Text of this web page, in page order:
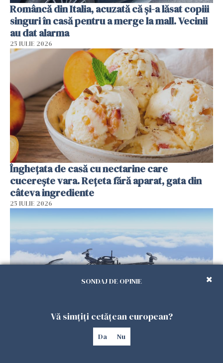
Româncă din Italia, acuzată că și-a lăsat copiii
singuri în casă pentru a merge la mall. Vecinii
au dat alarma
25 IULIE 2026
Înghețata de casă cu nectarine care
cucerește vara. Rețeta fără aparat, gata din
câteva ingrediente
25 IULIE 2026
Încă o dronă a fost doborâtă de un F-16
românesc după ce a intrat ilegal în spațiul
SONDAJ DE OPINIE
Vă simțiți cetățean european?
Da Nu